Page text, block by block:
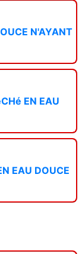
N'AYANT
EN EAU
EAU DOUCE